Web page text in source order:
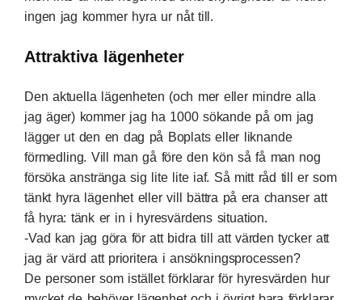
ingen jag kommer hyra ur nåt till.
Attraktiva lägenheter
Den aktuella lägenheten (och mer eller mindre alla
jag äger) kommer jag ha 1000 sökande på om jag
lägger ut den en dag på Boplats eller liknande
förmedling. Vill man gå före den kön så få man nog
försöka anstränga sig lite lite iaf. Så mitt råd till er som
tänkt hyra lägenhet eller vill bättra på era chanser att
få hyra: tänk er in i hyresvärdens situation.
-Vad kan jag göra för att bidra till att värden tycker att
jag är värd att prioritera i ansökningsprocessen?
De personer som istället förklarar för hyresvärden hur